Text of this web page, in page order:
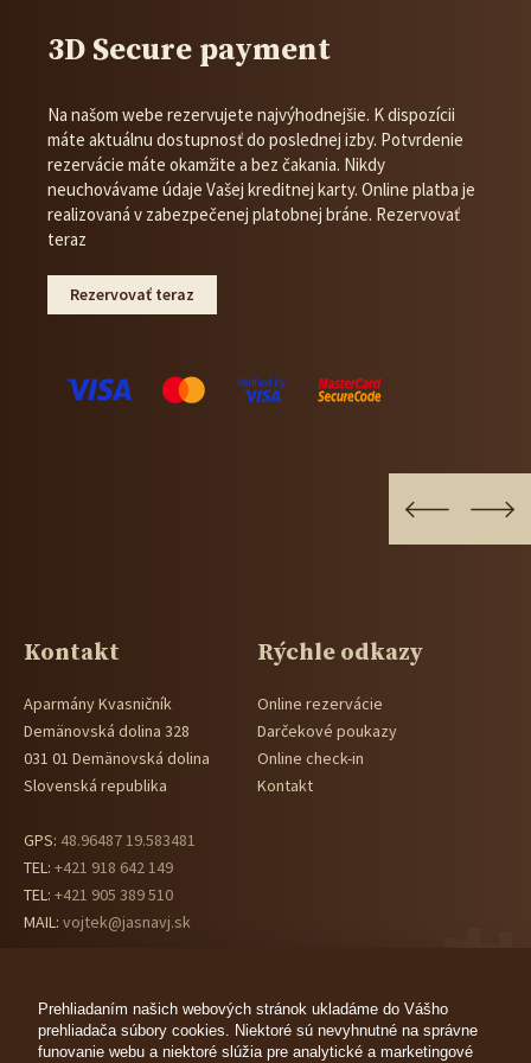
3D Secure payment
Na našom webe rezervujete najvýhodnejšie. K dispozícii
máte aktuálnu dostupnosť do poslednej izby. Potvrdenie
rezervácie máte okamžite a bez čakania. Nikdy
neuchovávame údaje Vašej kreditnej karty. Online platba je
realizovaná v zabezpečenej platobnej bráne. Rezervovať
teraz
Rezervovať teraz
Kontakt
Aparmány Kvasničník
Demänovská dolina 328
031 01 Demänovská dolina
Slovenská republika
GPS: 48.96487 19.583481
TEL: +421 918 642 149
TEL: +421 905 389 510
MAIL: vojtek@jasnavj.sk
Rýchle odkazy
Online rezervácie
Darčekové poukazy
Online check-in
Kontakt
Prehliadaním našich webových stránok ukladáme do Vášho
prehliadača súbory cookies. Niektoré sú nevyhnutné na správne
funovanie webu a niektoré slúžia pre analytické a marketingové